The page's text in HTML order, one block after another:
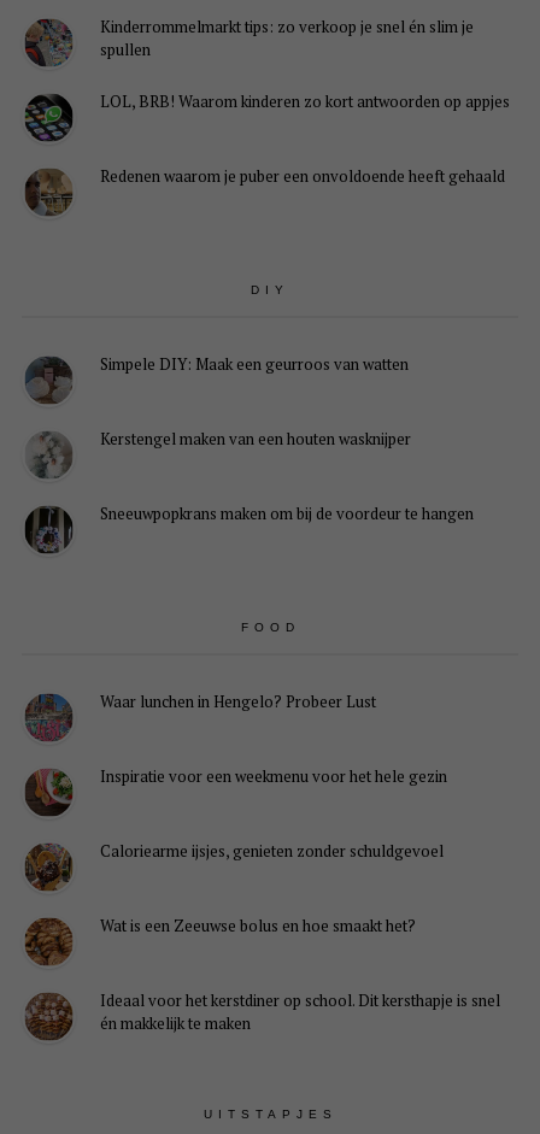
Kinderrommelmarkt tips: zo verkoop je snel én slim je
spullen
LOL, BRB! Waarom kinderen zo kort antwoorden op appjes
Redenen waarom je puber een onvoldoende heeft gehaald
DIY
Simpele DIY: Maak een geurroos van watten
Kerstengel maken van een houten wasknijper
Sneeuwpopkrans maken om bij de voordeur te hangen
FOOD
Waar lunchen in Hengelo? Probeer Lust
Inspiratie voor een weekmenu voor het hele gezin
Caloriearme ijsjes, genieten zonder schuldgevoel
Wat is een Zeeuwse bolus en hoe smaakt het?
Ideaal voor het kerstdiner op school. Dit kersthapje is snel
én makkelijk te maken
UITSTAPJES